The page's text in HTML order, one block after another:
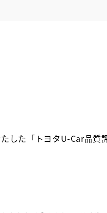
た「トヨタU-Car品質